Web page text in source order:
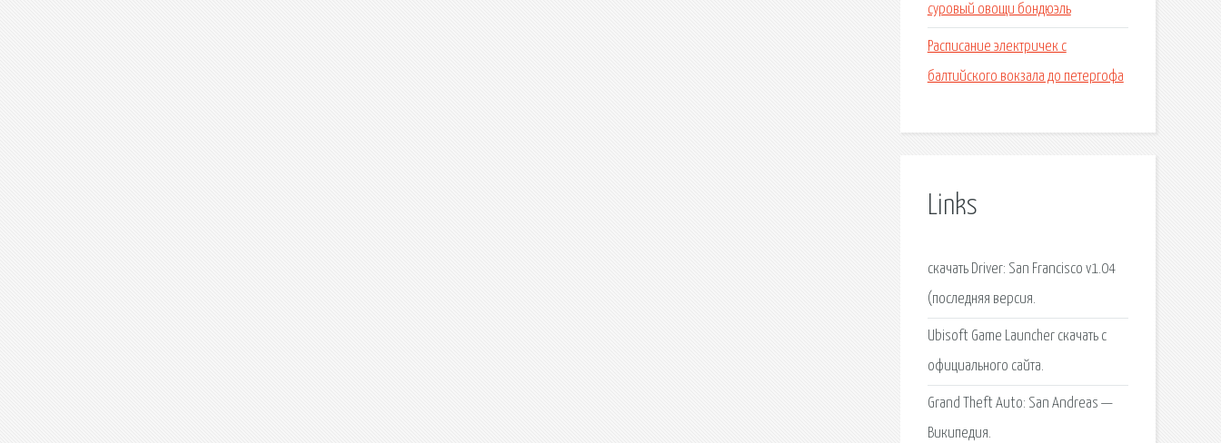
суровый овощи бондюэль
Расписание электричек с
балтийского вокзала до петергофа
Links
скачать Driver: San Francisco v1.04
(последняя версия.
Ubisoft Game Launcher скачать с
официального сайта.
Grand Theft Auto: San Andreas —
Википедия.